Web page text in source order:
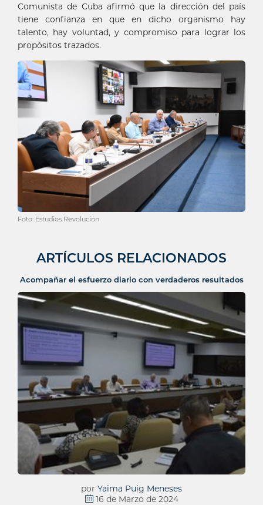
Comunista de Cuba afirmó que la dirección del país
tiene confianza en que en dicho organismo hay
talento, hay voluntad, y compromiso para lograr los
propósitos trazados.
Foto: Estudios Revolución
ARTÍCULOS RELACIONADOS
Acompañar el esfuerzo diario con verdaderos resultados
por Yaima Puig Meneses
16 de Marzo de 2024